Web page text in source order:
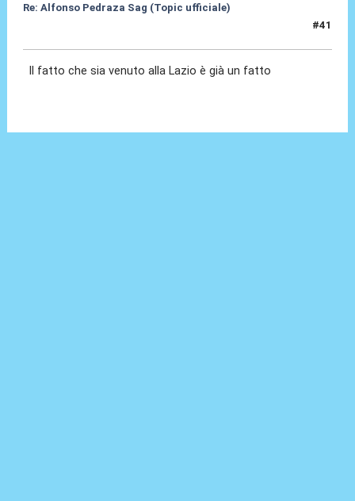
Re: Alfonso Pedraza Sag (Topic ufficiale)
#41
Il fatto che sia venuto alla Lazio è già un fatto